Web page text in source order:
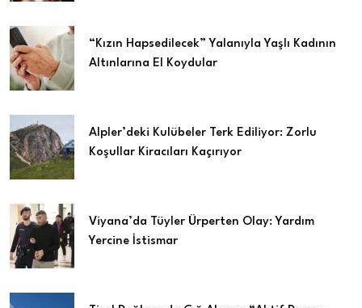
“Kızın Hapsedilecek” Yalanıyla Yaşlı Kadının
Altınlarına El Koydular
Alpler’deki Kulübeler Terk Ediliyor: Zorlu
Koşullar Kiracıları Kaçırıyor
Viyana’da Tüyler Ürperten Olay: Yardım
Yercine İstismar